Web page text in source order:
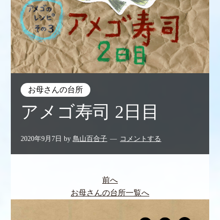
お母さんの台所
アメゴ寿司 2日目
2020年9月7日 by鳥山百合子 コメントする
前へ
お母さんの台所一覧へ